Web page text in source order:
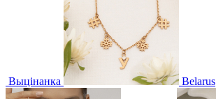
Выцінанка Belarus